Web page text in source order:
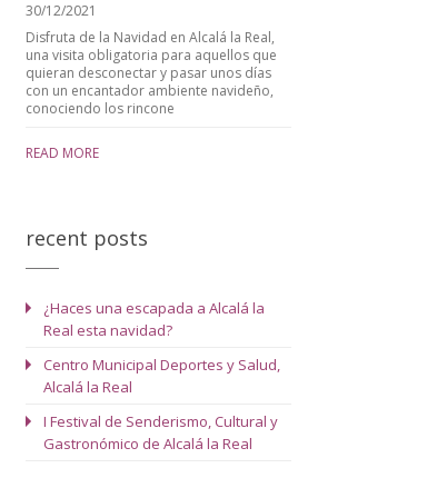
30/12/2021
Disfruta de la Navidad en Alcalá la Real,
una visita obligatoria para aquellos que
quieran desconectar y pasar unos días
con un encantador ambiente navideño,
conociendo los rincone
READ MORE
recent posts
¿Haces una escapada a Alcalá la
Real esta navidad?
Centro Municipal Deportes y Salud,
Alcalá la Real
I Festival de Senderismo, Cultural y
Gastronómico de Alcalá la Real